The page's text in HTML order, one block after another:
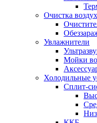
Очистка
Увлажнители
Мойки
Холодильные
Сплит-